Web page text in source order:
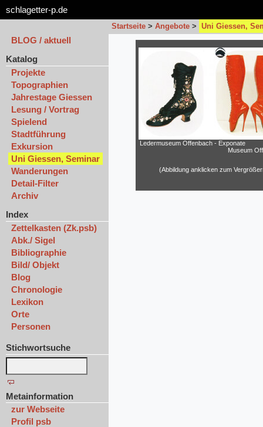
schlagetter-p.de
Startseite > Angebote > Uni Giessen,
BLOG / aktuell
Katalog
Projekte
Topographien
Jahrestage Giessen
Lesung / Vortrag
Spielend
Stadtführung
Exkursion
Uni Giessen, Seminar
Wanderungen
Detail-Filter
Archiv
Index
Zettelkasten (Zk.psb)
Abk./ Sigel
Bibliographie
Bild/ Objekt
Blog
Chronologie
Lexikon
Orte
Personen
Stichwortsuche
Metainformation
zur Webseite
Profil psb
Ledermuseum Offenbach - Exponate
Museum
(Abbildung anklicken zum